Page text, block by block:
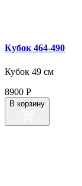
Кубок 464‑490
Кубок 49 см
8900 Р
В корзину